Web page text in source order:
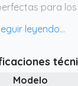
para
los demás
mesa para
Modelo